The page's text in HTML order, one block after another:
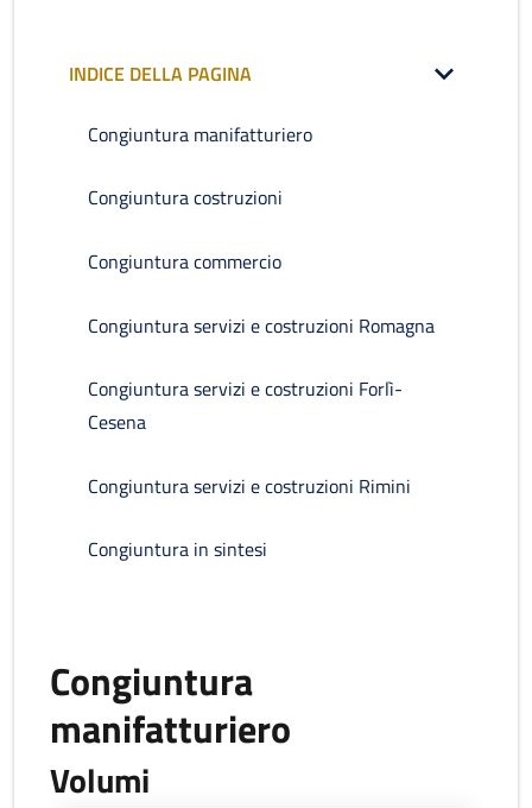
INDICE DELLA PAGINA
Congiuntura manifatturiero
Congiuntura costruzioni
Congiuntura commercio
Congiuntura servizi e costruzioni Romagna
Congiuntura servizi e costruzioni Forlì-
Cesena
Congiuntura servizi e costruzioni Rimini
Congiuntura in sintesi
Congiuntura
manifatturiero
Volumi